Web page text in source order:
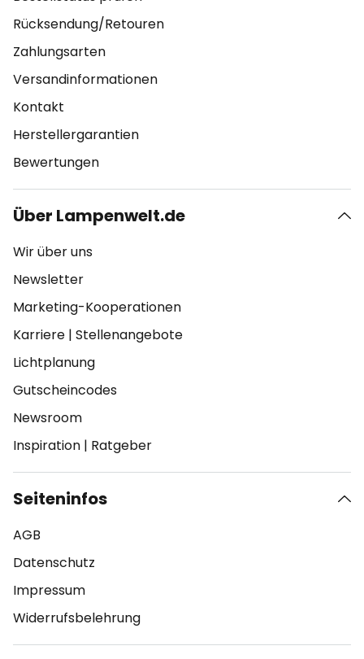
Rücksendung/Retouren
Zahlungsarten
Versandinformationen
Kontakt
Herstellergarantien
Bewertungen
Über Lampenwelt.de
Wir über uns
Newsletter
Marketing-Kooperationen
Karriere | Stellenangebote
Lichtplanung
Gutscheincodes
Newsroom
Inspiration | Ratgeber
Seiteninfos
AGB
Datenschutz
Impressum
Widerrufsbelehrung